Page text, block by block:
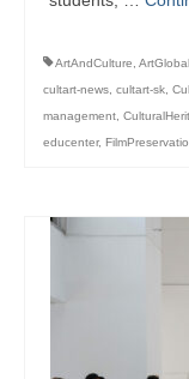
Areas
ArtAndCulture
cultart-news cultart-sk
management
educenter,